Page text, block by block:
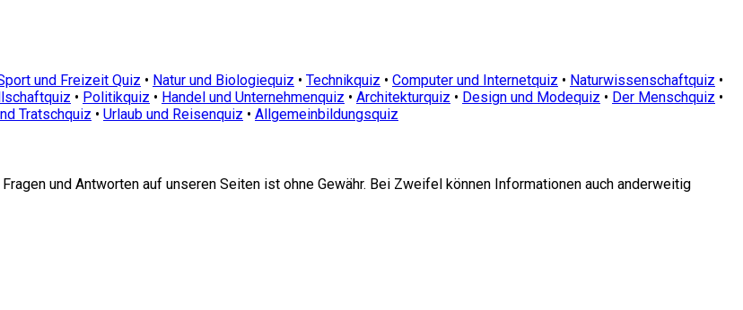
und Freizeit Quiz • Natur und Biologiequiz • Technikquiz • Computer und Internetquiz • Naturwissenschaftquiz •
• Politikquiz • Handel und Unternehmenquiz • Architekturquiz • Design und Modequiz • Der Menschquiz •
Tratschquiz • Urlaub und Reisenquiz • Allgemeinbildungsquiz
und Antworten auf unseren Seiten ist ohne Gewähr. Bei Zweifel können Informationen auch anderweitig